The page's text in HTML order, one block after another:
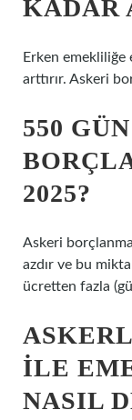
KADAR
Erken emekliliğe
arttırır. Askeri
550
2025?
Askeri
azdır ve bu
ücretten fazla
ILE
NASIL